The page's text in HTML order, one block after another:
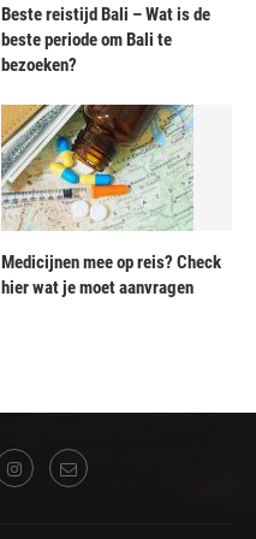
Beste reistijd Bali – Wat is de
beste periode om Bali te
bezoeken?
Medicijnen mee op reis? Check
hier wat je moet aanvragen